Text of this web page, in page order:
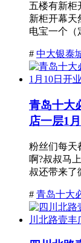
五楼有新柜
新柜开幕天
电宝一个（
# 中大银泰
青岛十大
店一层1
粉丝们每天
啊?叔叔马
叔还带来了
# 青岛十大